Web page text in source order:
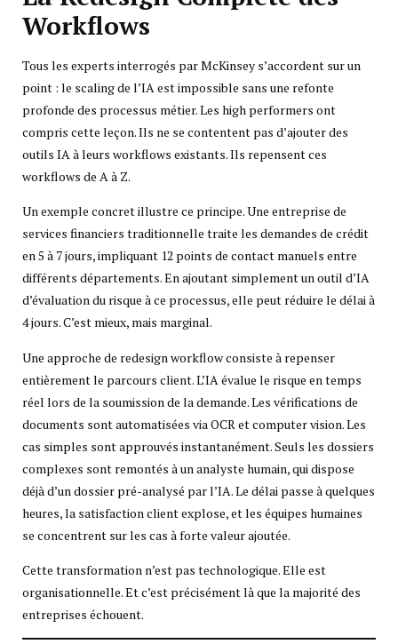
Workflows
Tous les experts interrogés par McKinsey s’accordent sur un
point : le scaling de l’IA est impossible sans une refonte
profonde des processus métier. Les high performers ont
compris cette leçon. Ils ne se contentent pas d’ajouter des
outils IA à leurs workflows existants. Ils repensent ces
workflows de A à Z.
Un exemple concret illustre ce principe. Une entreprise de
services financiers traditionnelle traite les demandes de crédit
en 5 à 7 jours, impliquant 12 points de contact manuels entre
différents départements. En ajoutant simplement un outil d’IA
d’évaluation du risque à ce processus, elle peut réduire le délai à
4 jours. C’est mieux, mais marginal.
Une approche de redesign workflow consiste à repenser
entièrement le parcours client. L’IA évalue le risque en temps
réel lors de la soumission de la demande. Les vérifications de
documents sont automatisées via OCR et computer vision. Les
cas simples sont approuvés instantanément. Seuls les dossiers
complexes sont remontés à un analyste humain, qui dispose
déjà d’un dossier pré-analysé par l’IA. Le délai passe à quelques
heures, la satisfaction client explose, et les équipes humaines
se concentrent sur les cas à forte valeur ajoutée.
Cette transformation n’est pas technologique. Elle est
organisationnelle. Et c’est précisément là que la majorité des
entreprises échouent.